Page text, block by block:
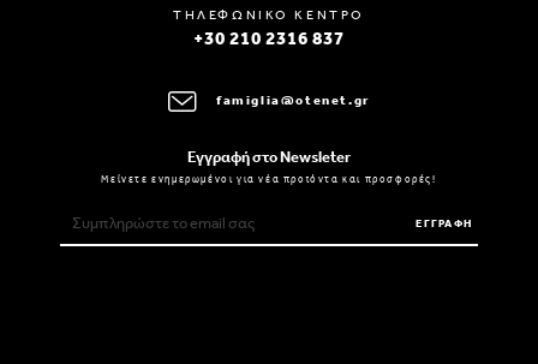
ΤΗΛΕΦΩΝΙΚΟ ΚΕΝΤΡΟ
+30 210 2316 837
famiglia@otenet.gr
Εγγραφή στο Newsleter
Μείνετε ενημερωμένοι για νέα προϊόντα και προσφορές!
ΕΓΓΡΑΦΗ